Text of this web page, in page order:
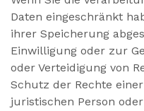
Daten eingeschränkt
ihrer Speicherung
Einwilligung oder zur
oder Verteidigung von
Schutz der Rechte
juristischen Person